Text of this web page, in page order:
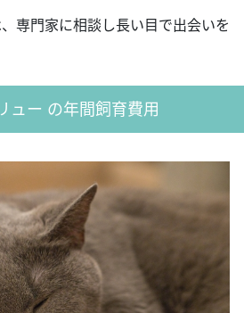
専門家に相談し長い目で出会いを
ュー の年間飼育費用